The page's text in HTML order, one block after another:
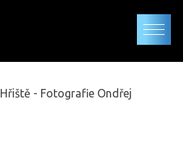
Hřiště - Fotografie Ondřej